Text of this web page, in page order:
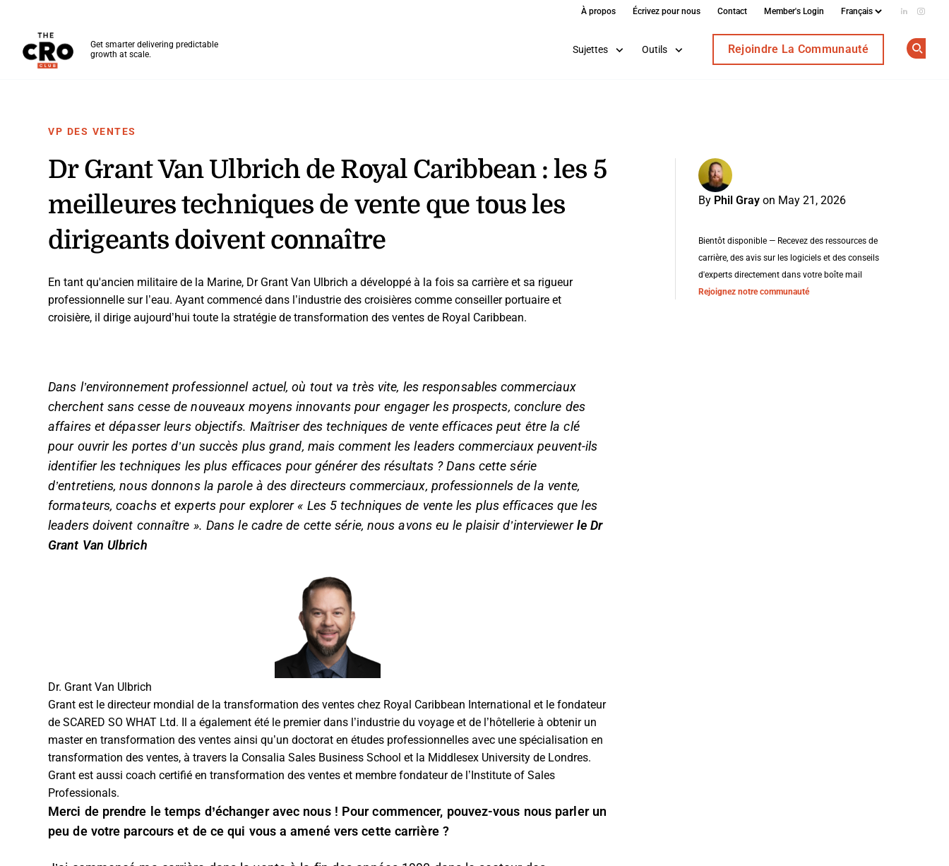
À propos Écrivez pour nous Contact Member's Login Add us
Get smarter delivering predictable
growth at scale.
Sujettes Outils Rejoindre La Communauté
VP DES VENTES
Dr Grant Van Ulbrich de Royal Caribbean : les 5
meilleures techniques de vente que tous les
dirigeants doivent connaître
By Phil Gray on May 21, 2026
Bientôt disponible — Recevez des ressources de
carrière, des avis sur les logiciels et des conseils
d'experts directement dans votre boîte mail
Rejoignez notre communauté
En tant qu'ancien militaire de la Marine, Dr Grant Van Ulbrich a développé à la fois sa carrière et sa rigueur
professionnelle sur l’eau. Ayant commencé dans l’industrie des croisières comme conseiller portuaire et
croisière, il dirige aujourd’hui toute la stratégie de transformation des ventes de Royal Caribbean.
Dans l’environnement professionnel actuel, où tout va très vite, les responsables commerciaux
cherchent sans cesse de nouveaux moyens innovants pour engager les prospects, conclure des
affaires et dépasser leurs objectifs. Maîtriser des techniques de vente efficaces peut être la clé
pour ouvrir les portes d’un succès plus grand, mais comment les leaders commerciaux peuvent-ils
identifier les techniques les plus efficaces pour générer des résultats ? Dans cette série
d’entretiens, nous donnons la parole à des directeurs commerciaux, professionnels de la vente,
formateurs, coachs et experts pour explorer « Les 5 techniques de vente les plus efficaces que les
leaders doivent connaître ». Dans le cadre de cette série, nous avons eu le plaisir d’interviewerle Dr
Grant Van Ulbrich
Dr. Grant Van Ulbrich
Grant est le directeur mondial de la transformation des ventes chez Royal Caribbean International et le fondateur
de SCARED SO WHAT Ltd. Il a également été le premier dans l’industrie du voyage et de l’hôtellerie à obtenir un
master en transformation des ventes ainsi qu’un doctorat en études professionnelles avec une spécialisation en
transformation des ventes, à travers la Consalia Sales Business School et la Middlesex University de Londres.
Grant est aussi coach certifié en transformation des ventes et membre fondateur de l’Institute of Sales
Professionals.
Merci de prendre le temps d’échanger avec nous ! Pour commencer, pouvez-vous nous parler un
peu de votre parcours et de ce qui vous a amené vers cette carrière ?